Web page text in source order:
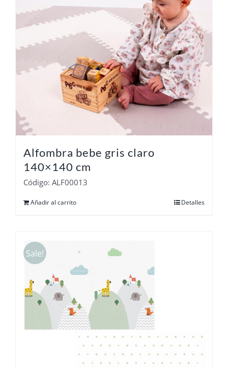
Alfombra bebe gris claro
140×140 cm
Código: ALF00013
Añadir al carrito Detalles
Sale!